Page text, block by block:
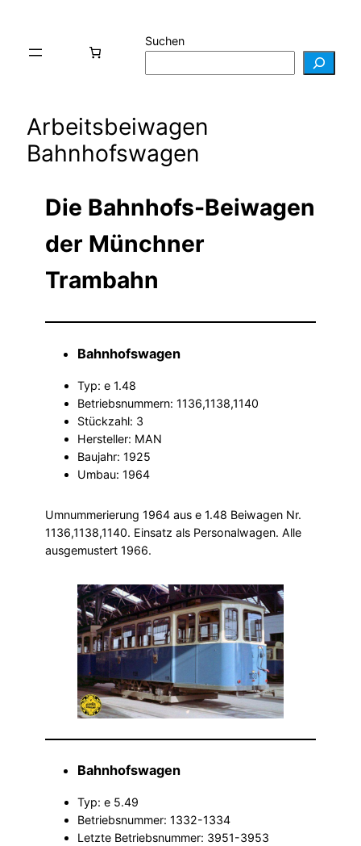
Suchen
Arbeitsbeiwagen
Bahnhofswagen
Die Bahnhofs-Beiwagen
der Münchner
Trambahn
Bahnhofswagen
Typ: e 1.48
Betriebsnummern: 1136,1138,1140
Stückzahl: 3
Hersteller: MAN
Baujahr: 1925
Umbau: 1964
Umnummerierung 1964 aus e 1.48 Beiwagen Nr.
1136,1138,1140. Einsatz als Personalwagen. Alle
ausgemustert 1966.
Bahnhofswagen
Typ: e 5.49
Betriebsnummer: 1332-1334
Letzte Betriebsnummer: 3951-3953